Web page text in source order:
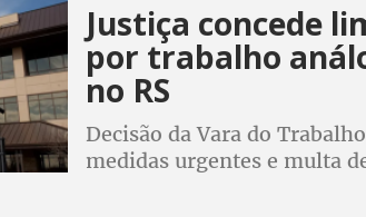
Justiça concede
por trabalho
no RS
Decisão da Vara do
medidas urgentes e multa